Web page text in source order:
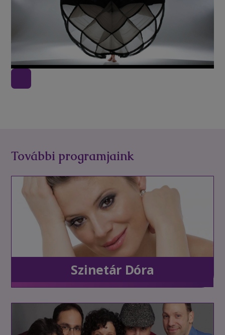
További programjaink
Szinetár Dóra